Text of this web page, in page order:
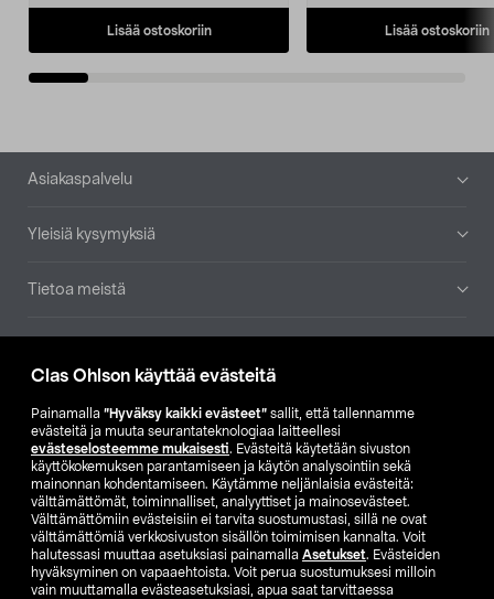
Clas Ohlson käyttää evästeitä
Painamalla ”Hyväksy kaikki evästeet” sallit, että tallennamme
evästeitä ja muuta seurantateknologiaa laitteellesi
evästeselosteemme mukaisesti. Evästeitä käytetään sivuston
käyttökokemuksen parantamiseen ja käytön analysointiin sekä
mainonnan kohdentamiseen. Käytämme neljänlaisia evästeitä:
välttämättömät, toiminnalliset, analyyttiset ja mainosevästeet.
Välttämättömiin evästeisiin ei tarvita suostumustasi, sillä ne ovat
välttämättömiä verkkosivuston sisällön toimimisen kannalta. Voit
halutessasi muuttaa asetuksiasi painamalla Asetukset. Evästeiden
hyväksyminen on vapaaehtoista. Voit perua suostumuksesi milloin
vain muuttamalla evästeasetuksiasi, apua saat tarvittaessa
Lisää ostoskoriin Lisää ostoskoriin
Alatunniste
Asiakaspalvelu
Yleisiä kysymyksiä
Tietoa meistä
Etsi myymälä
SE NO FI
FI SV